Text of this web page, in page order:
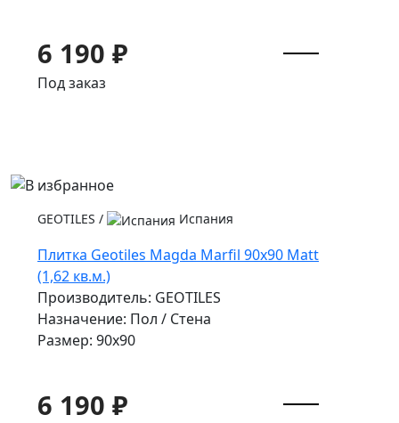
6 190 ₽
Под заказ
GEOTILES / Испания
Плитка Geotiles Magda Marfil 90x90 Matt
(1,62 кв.м.)
Производитель: GEOTILES
Назначение: Пол / Стена
Размер: 90x90
6 190 ₽